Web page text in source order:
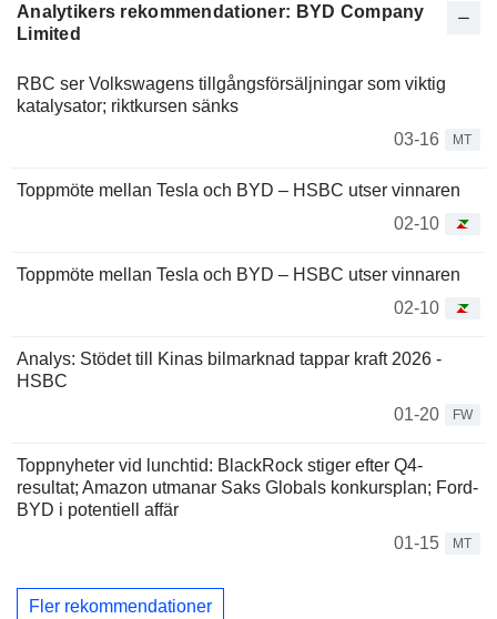
Analytikers rekommendationer: BYD Company
Limited
RBC ser Volkswagens tillgångsförsäljningar som viktig
katalysator; riktkursen sänks
03-16
MT
Toppmöte mellan Tesla och BYD – HSBC utser vinnaren
02-10
Toppmöte mellan Tesla och BYD – HSBC utser vinnaren
02-10
Analys: Stödet till Kinas bilmarknad tappar kraft 2026 -
HSBC
01-20
FW
Toppnyheter vid lunchtid: BlackRock stiger efter Q4-
resultat; Amazon utmanar Saks Globals konkursplan; Ford-
BYD i potentiell affär
01-15
MT
Fler rekommendationer